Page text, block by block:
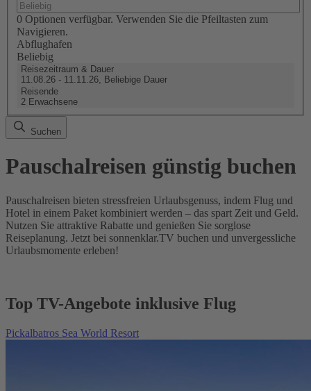
0 Optionen verfügbar. Verwenden Sie die Pfeiltasten zum
Navigieren.
Abflughafen
Beliebig
Reisezeitraum & Dauer
11.08.26 - 11.11.26, Beliebige Dauer
Reisende
2 Erwachsene
Suchen
Pauschalreisen günstig buchen
Pauschalreisen bieten stressfreien Urlaubsgenuss, indem Flug und
Hotel in einem Paket kombiniert werden – das spart Zeit und Geld.
Nutzen Sie attraktive Rabatte und genießen Sie sorglose
Reiseplanung. Jetzt bei sonnenklar.TV buchen und unvergessliche
Urlaubsmomente erleben!
Top TV-Angebote inklusive Flug
Pickalbatros Sea World Resort